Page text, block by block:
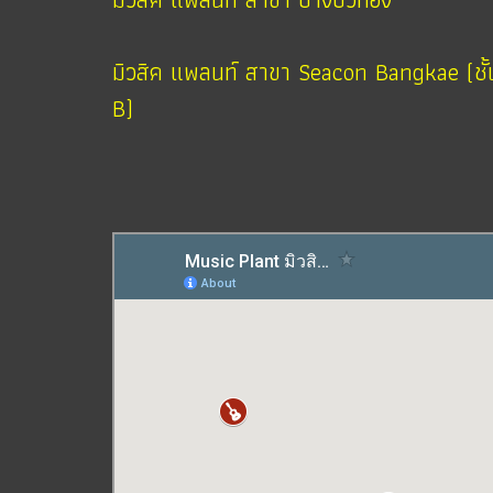
มิวสิค แพลนท์ สาขา Seacon Bangkae (
B)